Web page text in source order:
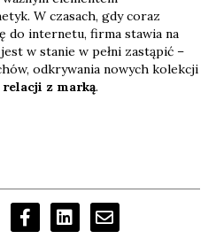
W czasach, gdy coraz
do internetu, firma stawia na
w stanie w pełni zastąpić –
odkrywania nowych kolekcji
z marką.